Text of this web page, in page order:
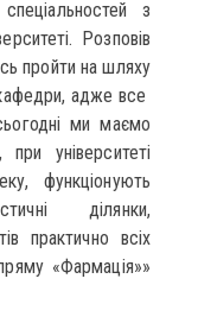
з
Розповів
пройти на шляху
кафедри, адже все
ми маємо
університеті
функціонують
ділянки,
практично всіх
«Фармація»»